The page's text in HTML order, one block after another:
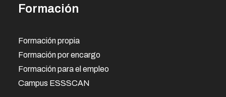
Formación
Formación propia
Formación por encargo
Formación para el empleo
Campus ESSSCAN